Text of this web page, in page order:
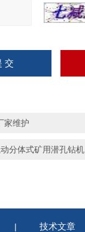
家维护
分体式矿用潜孔钻机
| 技术文章